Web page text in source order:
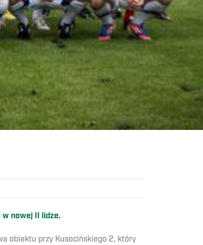
nowej II lidze.
obiektu przy Kusocińskiego 2, który